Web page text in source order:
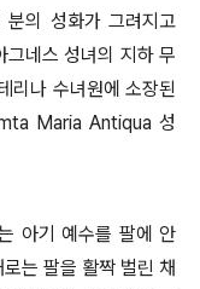
분의 성화가 그려지고
그네스 성녀의 지하 무
리나 수녀원에 소장된
Maria Antiqua 성
아기 예수를 팔에 안
는 팔을 활짝 벌린 채